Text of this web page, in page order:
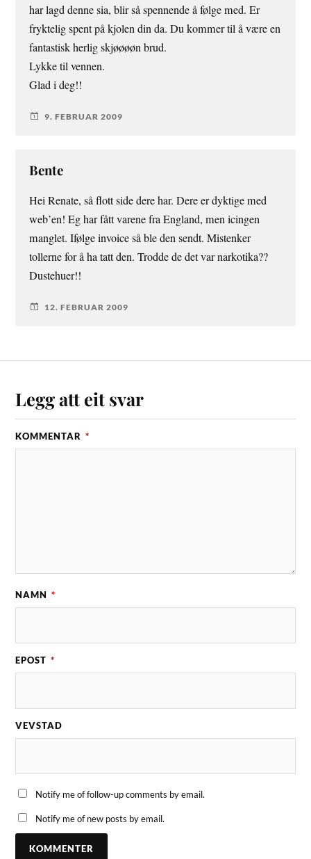
har lagd denne sia, blir så spennende å følge med. Er
fryktelig spent på kjolen din da. Du kommer til å være en
fantastisk herlig skjøøøøn brud.
Lykke til vennen.
Glad i deg!!
9. FEBRUAR 2009
Bente
Hei Renate, så flott side dere har. Dere er dyktige med
web’en! Eg har fått varene fra England, men icingen
manglet. Ifølge invoice så ble den sendt. Mistenker
tollerne for å ha tatt den. Trodde de det var narkotika??
Dustehuer!!
12. FEBRUAR 2009
Legg att eit svar
KOMMENTAR *
NAMN *
EPOST *
VEVSTAD
Notify me of follow-up comments by email.
Notify me of new posts by email.